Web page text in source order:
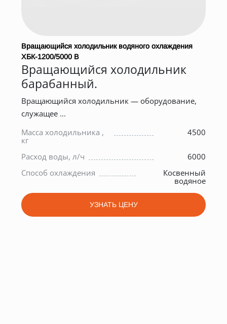
Вращающийся холодильник водяного охлаждения
ХБК-1200/5000 В
Вращающийся холодильник
барабанный.
Вращающийся холодильник — оборудование,
служащее ...
Масса холодильника ,
кг
4500
Расход воды, л/ч
6000
Способ охлаждения
Косвенный
водяное
УЗНАТЬ ЦЕНУ